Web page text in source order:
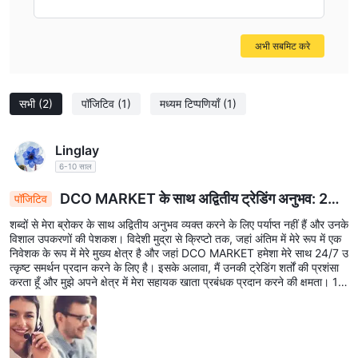
फंड जमा करने की आवश्यकता होगी। DCO MARKET आपको बैंक ट्रांसफर,
ट्रेडिंग शुरू करें:
एक फंडेड और सत्यापित खाते के साथ, आप ट्रेडिंग शुरू कर सकते
ट्रेड को प्रबंधित करें।
DCO MARKET एक एकीकृत सीएफडी ट्रेडिंग प्लेटफ़ॉर्म प्रदान करता है जो एक
व्यापक और एकीकृत ट्रेडिंग अनुभव प्रदान करता है। यह ऑल-इन-वन प्लेटफ़ॉर्म
ट्रेडरों की विविध आवश्यकताओं को पूरा करने के लिए डिज़ाइन किया गया है, जो एक ही
इंटरफ़ेस के भीतर विभिन्न सुविधाओं और उपकरणों का संयोजन करता है।
DCO MARKET के ऑल-इन-वन सीएफडी ट्रेडिंग प्लेटफ़ॉर्म की मुख्य विशेषताएं और
हाइलाइट्स:
उपयोगकर्ता-मित्रपूर्ण इंटरफ़ेस:
ट्रेड निष्पादन को कुशल और सीधा बनाता है, जो शुरुआत करने वालों और अनुभवी
सभी (2) पॉजिटिव (1) मध्यम टिप्पणियाँ (1)
Linglay
6-10 साल
पॉजिटिव
DCO MARKET के साथ अद्वितीय ट्रेडिंग अनुभव: 24/
7 क्रिप्टो समर्थन और व्यक्तिगत सेवा
शब्दों से मेरा ब्रोकर के साथ अद्वितीय अनुभव व्यक्त करने के लिए पर्याप्त नहीं हैं और उनके
विशाल उपकरणों की पेशकश। विदेशी मुद्रा से क्रिप्टो तक, जहां अंतिम में मेरे रूप में एक
निवेशक के रूप में मेरे मुख्य क्षेत्र है और जहां DCO MARKET हमेशा मेरे साथ 24/7 उ
त्कृष्ट समर्थन प्रदान करने के लिए है। इसके अलावा, मैं उनकी ट्रेडिंग शर्तों की प्रशंसा
करता हूँ और मुझे अपने क्षेत्र में मेरा सहायक खाता प्रबंधक प्रदान करने की क्षमता। 10
0% अत्यधिक सिफारिश की जाती है अगर आप एक विश्वसनीय ब्रोकर की तलाश में हैं!
अभी सबमिट करे